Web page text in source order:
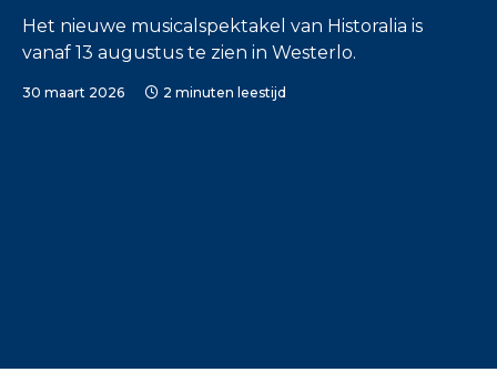
Het nieuwe musicalspektakel van Historalia is
vanaf 13 augustus te zien in Westerlo.
30 maart 2026 2 minuten leestijd